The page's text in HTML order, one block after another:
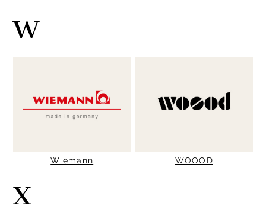
W
Wiemann WOOOD
X